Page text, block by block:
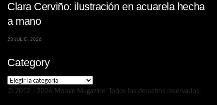
Clara Cerviño: ilustración en acuarela hecha
a mano
23 JULIO, 2026
Category
Category
© 2012 - 2026 Moove Magazine. Todos los derechos reservados.